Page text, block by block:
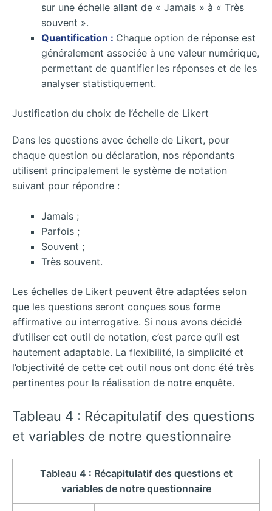
sur une échelle allant de « Jamais » à « Très
souvent ».
Quantification : Chaque option de réponse est
généralement associée à une valeur numérique,
permettant de quantifier les réponses et de les
analyser statistiquement.
Justification du choix de l’échelle de Likert
Dans les questions avec échelle de Likert, pour
chaque question ou déclaration, nos répondants
utilisent principalement le système de notation
suivant pour répondre :
Jamais ;
Parfois ;
Souvent ;
Très souvent.
Les échelles de Likert peuvent être adaptées selon
que les questions seront conçues sous forme
affirmative ou interrogative. Si nous avons décidé
d’utiliser cet outil de notation, c’est parce qu’il est
hautement adaptable. La flexibilité, la simplicité et
l’objectivité de cette cet outil nous ont donc été très
pertinentes pour la réalisation de notre enquête.
Tableau 4 : Récapitulatif des questions
et variables de notre questionnaire
Tableau 4 : Récapitulatif des questions et
variables de notre questionnaire